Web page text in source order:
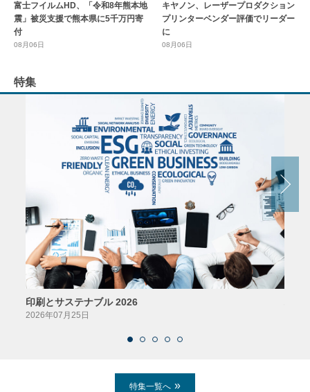
富士フイルムHD、「令和8年熊本地
震」被災支援で熊本県に5千万円寄
付
08月06日
キヤノン、レーザープロダクション
プリンターベンダー評価でリーダー
に
08月06日
特集
印刷とサステナブル 2026
2026年07月25日
特集一覧へ